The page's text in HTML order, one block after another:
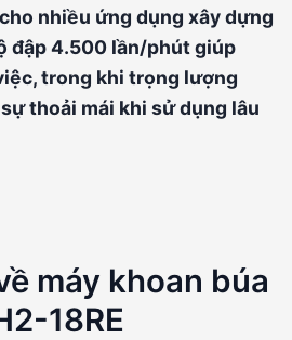
nhiều ứng dụng xây dựng
đập 4.500 lần/phút giúp
trong khi trọng lượng
thoải mái khi sử dụng lâu
máy khoan búa
18RE